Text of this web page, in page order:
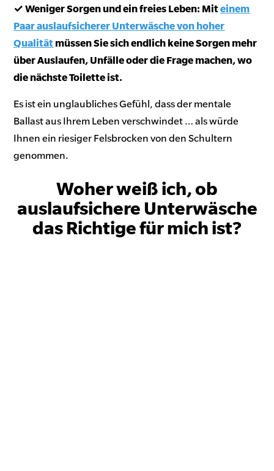
✓ Weniger Sorgen und ein freies Leben: Miteinem
Paar auslaufsicherer Unterwäsche von hoher
Qualität müssen Sie sich endlich keine Sorgen mehr
über Auslaufen, Unfälle oder die Frage machen, wo
die nächste Toilette ist.
Es ist ein unglaubliches Gefühl, dass der mentale
Ballast aus Ihrem Leben verschwindet … als würde
Ihnen ein riesiger Felsbrocken von den Schultern
genommen.
Woher weiß ich, ob
auslaufsichere Unterwäsche
das Richtige für mich ist?